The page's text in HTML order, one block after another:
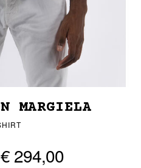
MARGIELA
€ 294,00